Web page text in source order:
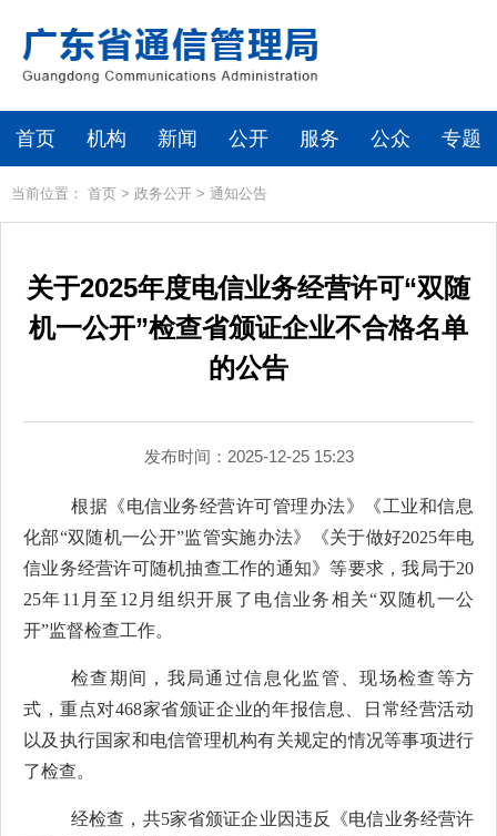
首页 机构 新闻 公开 服务 公众 专题
当前位置： 首页 > 政务公开 > 通知公告
关于2025年度电信业务经营许可“双随
机一公开”检查省颁证企业不合格名单
的公告
发布时间：2025-12-25 15:23
根据《电信业务经营许可管理办法》《工业和信息
化部“双随机一公开”监管实施办法》《关于做好2025年电
信业务经营许可随机抽查工作的通知》等要求，我局于20
25年11 月至 1 2 月组织开展了电信业务相关“双随机一公
开”监督检查工作。
检查期间，我局通过信息化监管、现场检查等方
式，重点对468家省颁证企业的年报信息、日常经营活动
以及执行国家和电信管理机构有关规定的情况等事项进行
了检查。
经检查 ， 共5家省颁证企业因违反
《电信业务经营许